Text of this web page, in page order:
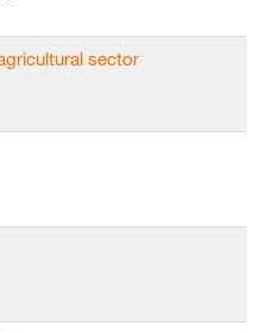
sector